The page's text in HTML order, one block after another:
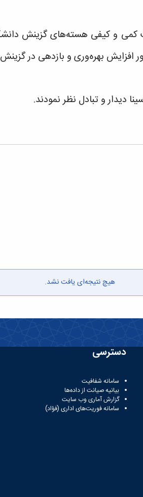
کیفی هسته‌های گزینش
افزایش بهره‌وری و بازدهی در
دیدار و تبادل نظر نمودند.
هیچ نتیجه‌ای یافت نشد.
دسترسی
سامانه شفافیت
بیانیه صیانت از داده‌ها
گزارش آماری وب‌ سایت
سامانه فوریت‌های اداری (فؤاد)